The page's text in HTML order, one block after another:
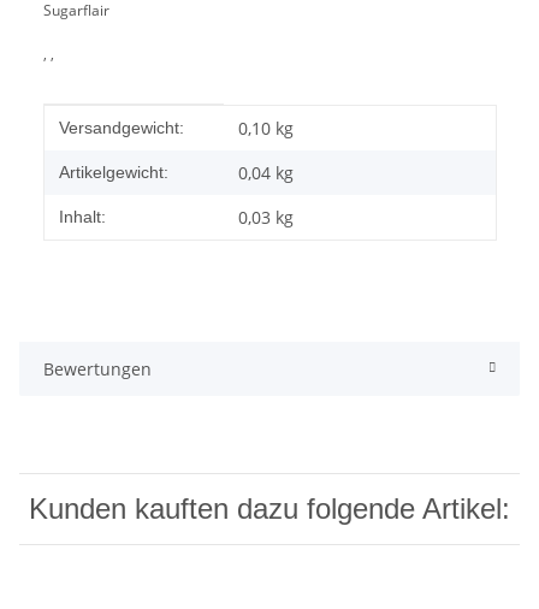
Sugarflair
, ,
Produkteigenschaft
Wert
Versandgewicht: 0,10 kg
Artikelgewicht: 0,04 kg
Inhalt: 0,03 kg
Bewertungen
Kunden kauften dazu folgende Artikel: